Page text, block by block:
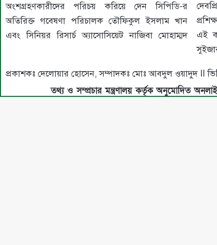
অংশগ্রহণকারীদের পরিচয় করিয়ে দেন সিপিডি-র
অতিরিক্ত গবেষণা পরিচালক তৌফিকুল ইসলাম খান
এবং সিনিয়র রিসার্চ অ্যাসোসিয়েট নাজিবা মোহাম্মদ
এই
প্রকাশকঃ দেলোয়ার হোসেন, সম্পাদকঃ মোঃ আবদুল ওয়াদুদ II
তথ্য ও সম্প্রচার মন্ত্রণালয় কর্তৃক অনুমোদিত